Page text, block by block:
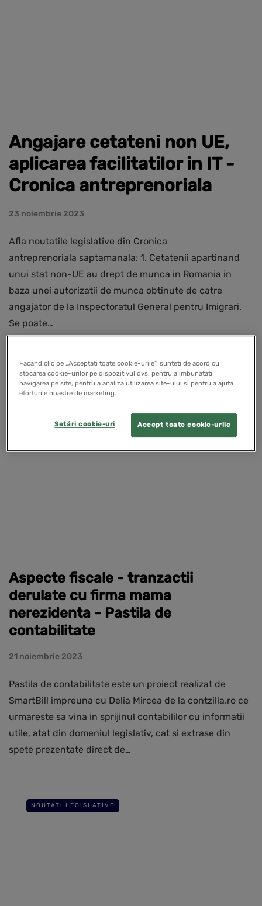
Angajare cetateni non UE,
aplicarea facilitatilor in IT -
Cronica antreprenoriala
23 noiembrie 2023
Afla noutatile legislative din Cronica
antreprenoriala saptamanala: 1. Cetatenii apartinand
unui stat non-UE au drept de munca in Romania in
baza unei autorizatii de munca obtinute de catre
angajator de la Inspectoratul General pentru Imigrari.
Se poate…
Aspecte fiscale - tranzactii
derulate cu firma mama
nerezidenta - Pastila de
contabilitate
21 noiembrie 2023
Pastila de contabilitate este un proiect realizat de
SmartBill impreuna cu Delia Mircea de la contzilla.ro ce
urmareste sa vina in sprijinul contabililor cu informatii
utile, atat din domeniul legislativ, cat si extrase din
spete prezentate direct de…
NOUTATI LEGISLATIVE
Facand clic pe „Acceptati toate cookie-urile”, sunteti de acord cu
stocarea cookie-urilor pe dispozitivul dvs. pentru a imbunatati
navigarea pe site, pentru a analiza utilizarea site-ului si pentru a ajuta
eforturile noastre de marketing.
Accept toate cookie-urile
Setări cookie-uri